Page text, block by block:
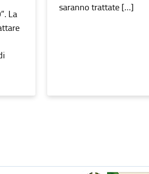
La
saranno trattate […]